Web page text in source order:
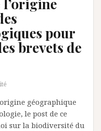
pour
brevets de
géographique
le post de ce
sur la biodiversité du